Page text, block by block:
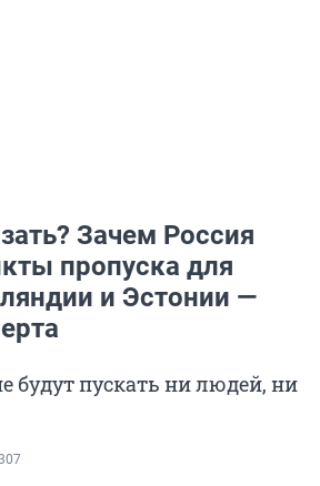
Зачем Россия
пропуска для
и Эстонии —
будут пускать ни людей, ни